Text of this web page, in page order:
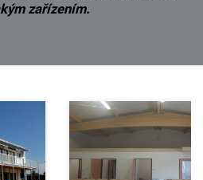
zařízením.